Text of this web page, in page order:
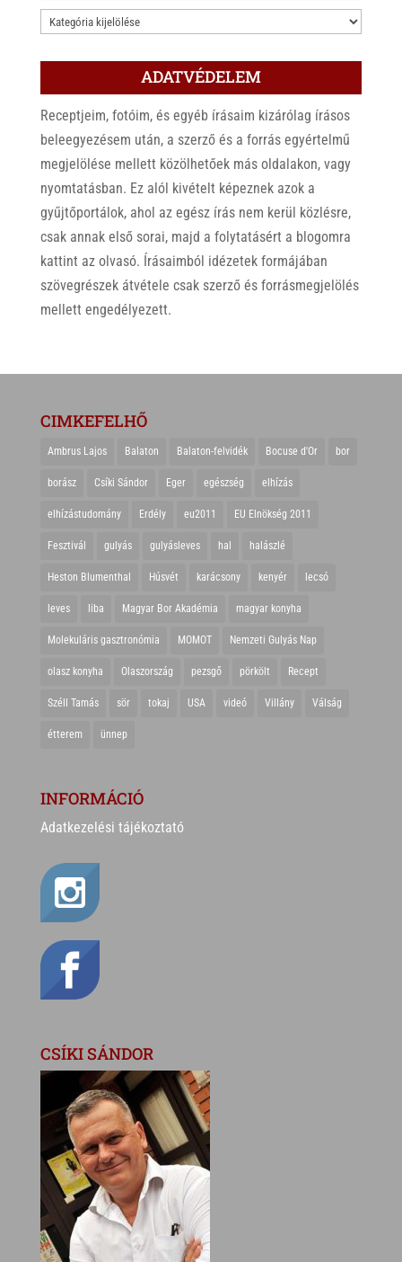
KATEGÓRIÁK
ADATVÉDELEM
Receptjeim, fotóim, és egyéb írásaim kizárólag írásos
beleegyezésem után, a szerző és a forrás egyértelmű
megjelölése mellett közölhetőek más oldalakon, vagy
nyomtatásban. Ez alól kivételt képeznek azok a
gyűjtőportálok, ahol az egész írás nem kerül közlésre,
csak annak első sorai, majd a folytatásért a blogomra
kattint az olvasó. Írásaimból idézetek formájában
szövegrészek átvétele csak szerző és forrásmegjelölés
mellett engedélyezett.
CIMKEFELHŐ
Ambrus Lajos Balaton Balaton-felvidék Bocuse d'Or bor
borász Csíki Sándor Eger egészség elhízás
elhízástudomány Erdély eu2011 EU Elnökség 2011
Fesztivál gulyás gulyásleves hal halászlé
Heston Blumenthal Húsvét karácsony kenyér lecsó
leves liba Magyar Bor Akadémia magyar konyha
Molekuláris gasztronómia MOMOT Nemzeti Gulyás Nap
olasz konyha Olaszország pezsgő pörkölt Recept
Széll Tamás sör tokaj USA videó Villány Válság
étterem ünnep
INFORMÁCIÓ
Adatkezelési tájékoztató
CSÍKI SÁNDOR